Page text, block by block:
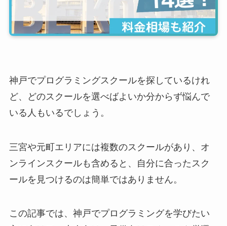
神戸でプログラミングスクールを探しているけれ
ど、どのスクールを選べばよいか分からず悩んで
いる人もいるでしょう。
三宮や元町エリアには複数のスクールがあり、オ
ンラインスクールも含めると、自分に合ったスク
ールを見つけるのは簡単ではありません。
この記事では、神戸でプログラミングを学びたい